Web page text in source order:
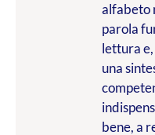
alfabeto
parola
lettura
una
bene, a